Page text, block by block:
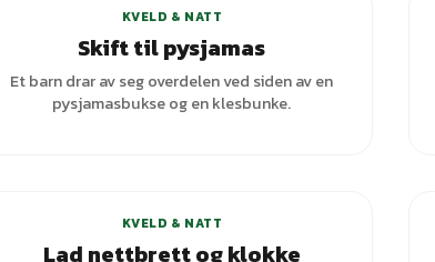
KVELD & NATT
Skift til pysjamas
Et barn drar av seg overdelen ved siden av en
pysjamasbukse og en klesbunke.
KVELD & NATT
Lad nettbrett og klokke